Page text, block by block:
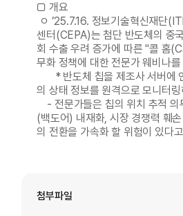
□ 개요
ㅇ ’25.7.16. 정보기술혁신재단
센터(CEPA)는 첨단 반도체의 중
회 수출 우려 증가에 따른 "콜 홈
무화 정책에 대한 전문가 웨비나
* 반도체 칩을 제조사 서버에
의 상태 정보를 원격으로 모니터
- 전문가들은 칩의 위치 추적 의
(백도어) 내재화, 시장 경쟁력 훼
의 전환을 가속화 할 위험이 있다
첨부파일